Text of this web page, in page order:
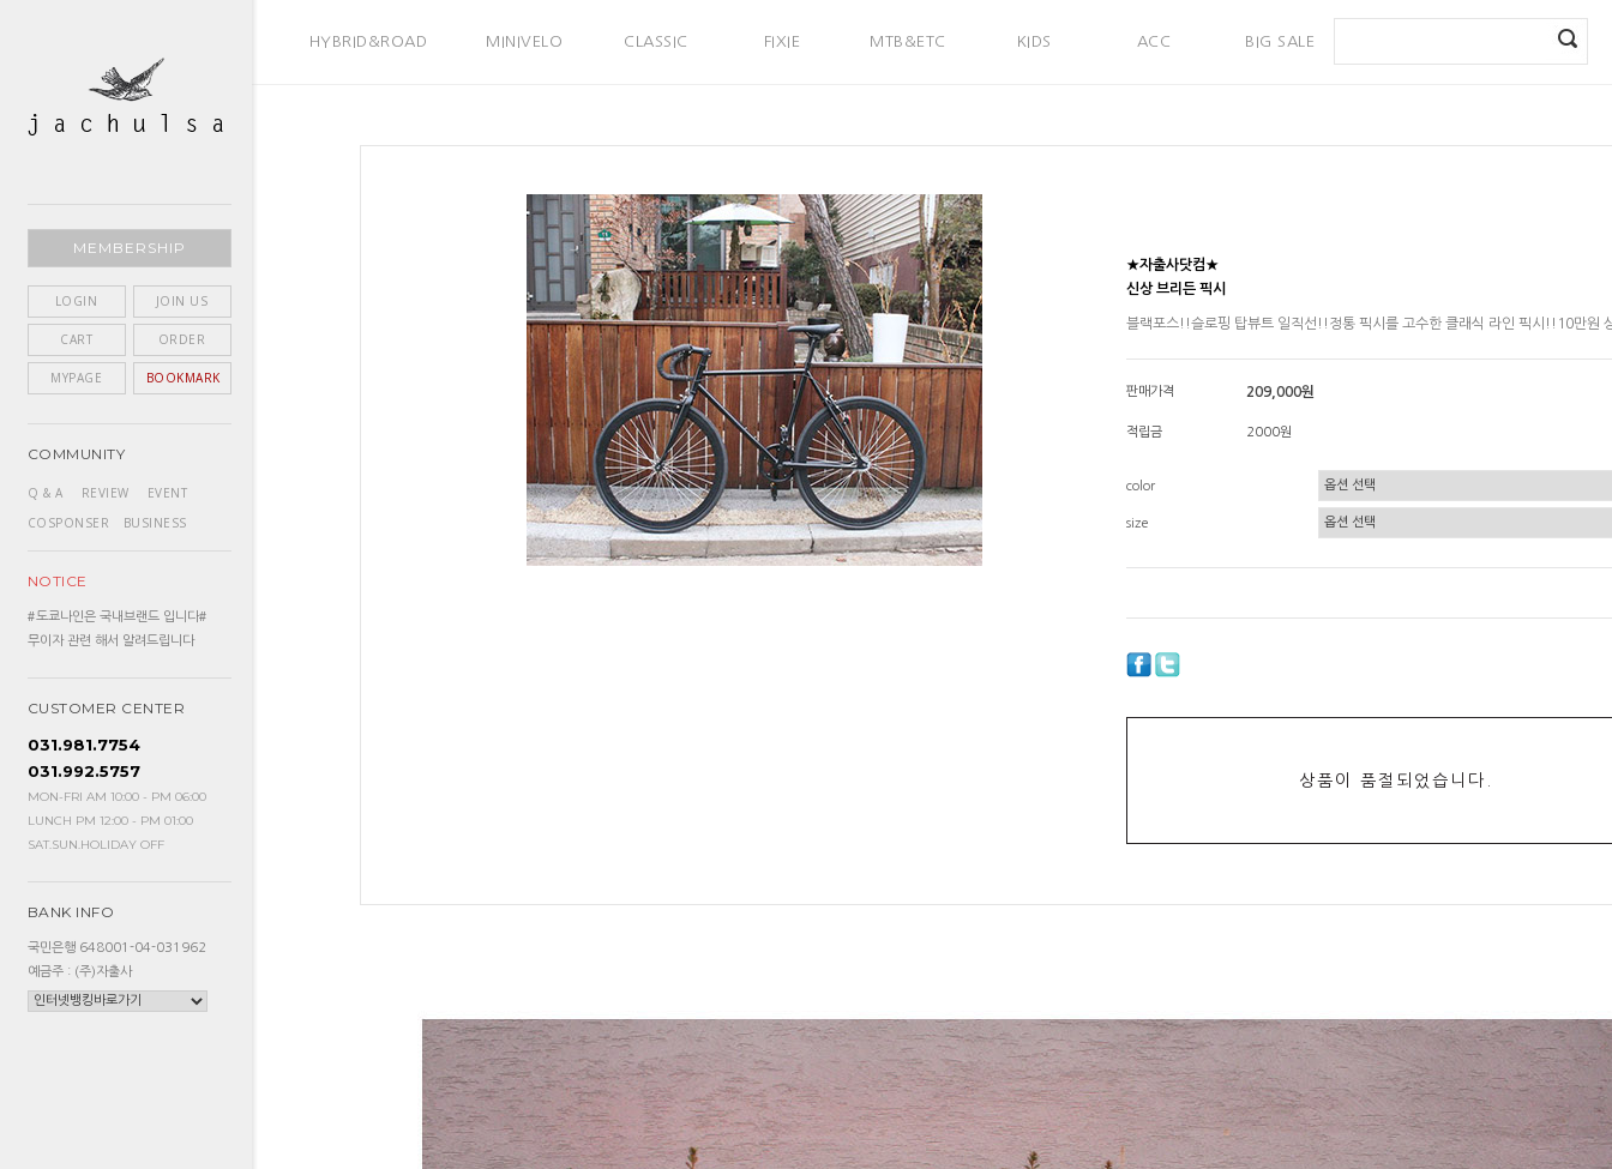
HYBRID&ROAD MINIVELO CLASSIC FIXIE MTB&ETC KIDS ACC BIG SALE
MEMBERSHIP
LOGIN JOIN US
CART ORDER
MYPAGE BOOKMARK
COMMUNITY
Q & A REVIEW
EVENT
COSPONSER
BUSINESS
NOTICE
#도쿄나인은 국내브랜드 입니다#
무이자 관련 해서 알려드립니다
CUSTOMER CENTER
031.981.7754
031.992.5757
MON-FRI AM 10:00 - PM 06:00
LUNCH PM 12:00 - PM 01:00
SAT.SUN.HOLIDAY OFF
BANK INFO
국민은행 648001-04-031962
예금주 : (주)자출사
★자출사닷컴★
신상 브리든 픽시
블랙포스!!슬로핑 탑뷰트 일직선!!정통 픽시를 고수한 클래식 라인 픽시!!10만원
판매가격 209,000원
적립금 2000원
color
size
상품이 품절되었습니다.